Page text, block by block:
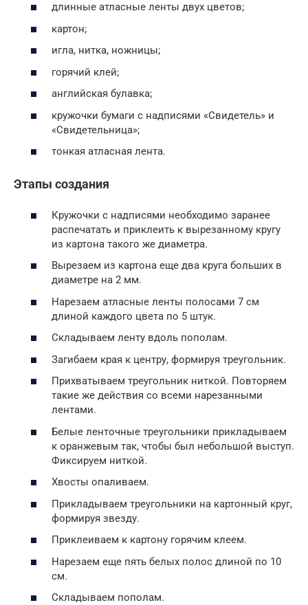
длинные атласные ленты двух цветов;
картон;
игла, нитка, ножницы;
горячий клей;
английская булавка;
кружочки бумаги с надписями «Свидетель» и
«Свидетельница»;
тонкая атласная лента.
Этапы создания
Кружочки с надписями необходимо заранее
распечатать и приклеить к вырезанному кругу
из картона такого же диаметра.
Вырезаем из картона еще два круга больших в
диаметре на 2 мм.
Нарезаем атласные ленты полосами 7 см
длиной каждого цвета по 5 штук.
Складываем ленту вдоль пополам.
Загибаем края к центру, формируя треугольник.
Прихватываем треугольник ниткой. Повторяем
такие же действия со всеми нарезанными
лентами.
Белые ленточные треугольники прикладываем
к оранжевым так, чтобы был небольшой выступ.
Фиксируем ниткой.
Хвосты опаливаем.
Прикладываем треугольники на картонный круг,
формируя звезду.
Приклеиваем к картону горячим клеем.
Нарезаем еще пять белых полос длиной по 10
см.
Складываем пополам.